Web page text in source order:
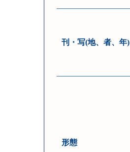
刊・写(地、者、年)
形態